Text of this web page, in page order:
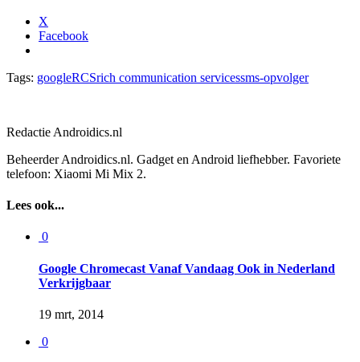
X
Facebook
Tags: googleRCSrich communication servicessms-opvolger
Redactie Androidics.nl
Beheerder Androidics.nl. Gadget en Android liefhebber. Favoriete
telefoon: Xiaomi Mi Mix 2.
Lees ook...
0
Google Chromecast Vanaf Vandaag Ook in Nederland
Verkrijgbaar
19 mrt, 2014
0